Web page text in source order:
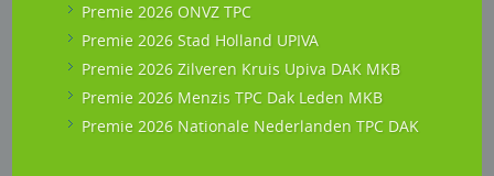
Premie 2026 ONVZ TPC
Premie 2026 Stad Holland UPIVA
Premie 2026 Zilveren Kruis Upiva DAK MKB
Premie 2026 Menzis TPC Dak Leden MKB
Premie 2026 Nationale Nederlanden TPC DAK